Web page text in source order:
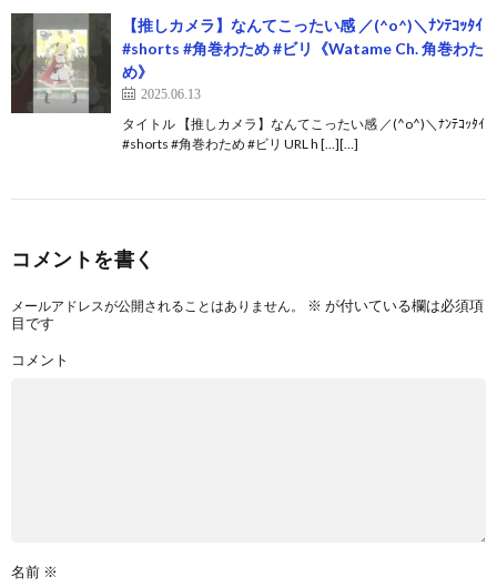
【推しカメラ】なんてこったい感 ／(^o^)＼ﾅﾝﾃｺｯﾀｲ
#shorts #角巻わため #ビリ《Watame Ch. 角巻わた
め》
2025.06.13
タイトル 【推しカメラ】なんてこったい感 ／(^o^)＼ﾅﾝﾃｺｯﾀｲ
#shorts #角巻わため #ビリ URL h […][…]
コメントを書く
メールアドレスが公開されることはありません。 ※ が付いている欄は必須項
目です
コメント
名前 ※